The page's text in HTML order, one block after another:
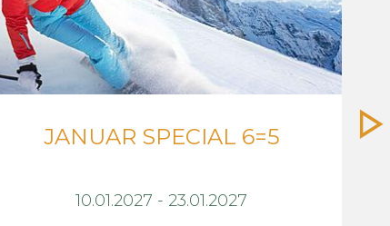
JANUAR SPECIAL 6=5
10.01.2027 - 23.01.2027